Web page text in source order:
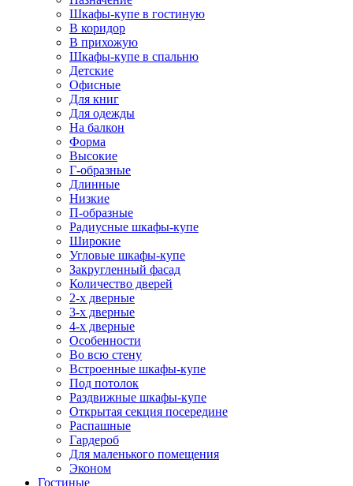
Шкафы-купе в гостиную
В коридор
В прихожую
Шкафы-купе в спальню
Детские
Офисные
Для книг
Для одежды
На балкон
Форма
Высокие
Г-образные
Длинные
Низкие
П-образные
Радиусные шкафы-купе
Широкие
Угловые шкафы-купе
Закругленный фасад
Количество дверей
2-х дверные
3-х дверные
4-х дверные
Особенности
Во всю стену
Встроенные шкафы-купе
Под потолок
Раздвижные шкафы-купе
Открытая секция посередине
Распашные
Гардероб
Для маленького помещения
Эконом
Гостиные